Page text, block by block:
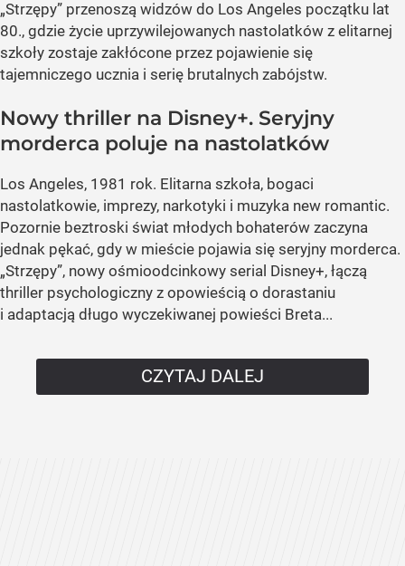
„Strzępy” przenoszą widzów do Los Angeles początku lat
80., gdzie życie uprzywilejowanych nastolatków z elitarnej
szkoły zostaje zakłócone przez pojawienie się
tajemniczego ucznia i serię brutalnych zabójstw.
Nowy thriller na Disney+. Seryjny
morderca poluje na nastolatków
Los Angeles, 1981 rok. Elitarna szkoła, bogaci
nastolatkowie, imprezy, narkotyki i muzyka new romantic.
Pozornie beztroski świat młodych bohaterów zaczyna
jednak pękać, gdy w mieście pojawia się seryjny morderca.
„Strzępy”, nowy ośmioodcinkowy serial Disney+, łączą
thriller psychologiczny z opowieścią o dorastaniu
i adaptacją długo wyczekiwanej powieści Breta...
CZYTAJ DALEJ